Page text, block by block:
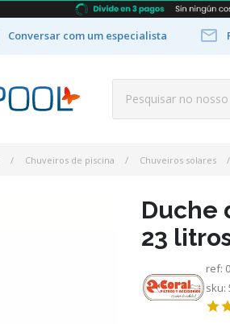
Conversar com um especialista 
Chuveiros de piscina Chuveiros solares
Duche
23
ref:
sku: